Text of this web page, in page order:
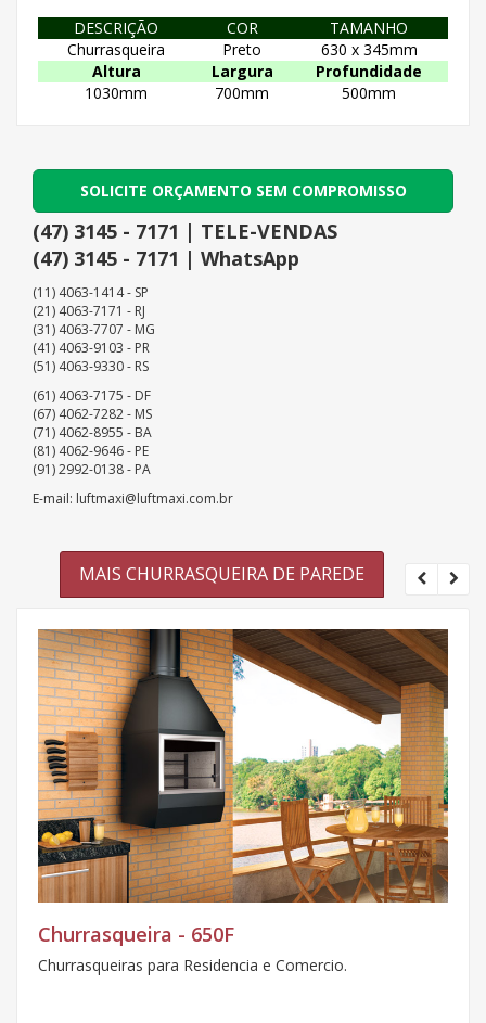
DESCRIÇÃO COR
TAMANHO
Churrasqueira
Preto
630 x 345mm
Altura
Largura
Profundidade
1030mm
700mm 500mm
SOLICITE ORÇAMENTO SEM COMPROMISSO
(47) 3145 - 7171 | TELE-VENDAS
(47) 3145 - 7171 | WhatsApp
(11) 4063-1414 - SP
(21) 4063-7171 - RJ
(31) 4063-7707 - MG
(41) 4063-9103 - PR
(51) 4063-9330 - RS
(61) 4063-7175 - DF
(67) 4062-7282 - MS
(71) 4062-8955 - BA
(81) 4062-9646 - PE
(91) 2992-0138 - PA
E-mail: luftmaxi@luftmaxi.com.br
MAIS CHURRASQUEIRA DE PAREDE
Churrasqueira - 650F
Churrasqueiras para Residencia e Comercio.